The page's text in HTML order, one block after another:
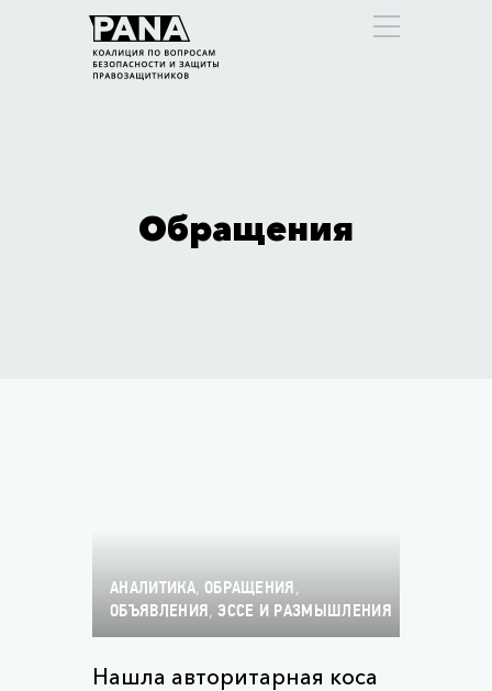
Обращения
АНАЛИТИКА, ОБРАЩЕНИЯ ,
ОБЪЯВЛЕНИЯ ,ЭССЕ И РАЗМЫШЛЕНИЯ
Нашла авторитарная коса